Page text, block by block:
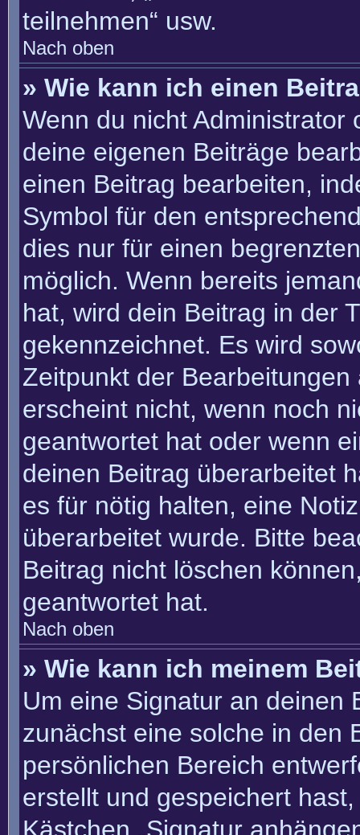
teilnehmen“ usw.
Nach oben
» Wie kann ich einen
Wenn du nicht
deine eigenen Beiträge
einen Beitrag bearbeiten,
Symbol für den
dies nur für einen
möglich. Wenn bereits
hat, wird dein Beitrag in der
gekennzeichnet. Es wird
Zeitpunkt der
erscheint nicht, wenn noch
geantwortet hat oder wenn
deinen Beitrag überarbeitet
es für nötig halten, eine
überarbeitet wurde. Bitte
Beitrag nicht löschen
geantwortet hat.
Nach oben
» Wie kann ich meinem
Um eine Signatur an deinen
zunächst eine solche in den
persönlichen Bereich
erstellt und gespeichert